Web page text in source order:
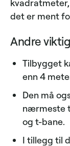
det er ment
Andre
Tilbygget
enn 4
Den må
nærmeste
og t-bane.
I tillegg til